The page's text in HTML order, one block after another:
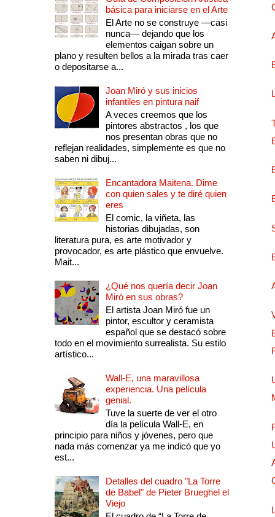
básica para iniciarse en el Arte
El Arte no se construye —casi
nunca— dejando que los
elementos caigan sobre un
plano y resulten bellos a la mirada tras caer
o depositarse a...
Joan Miró y sus inicios
infantiles en pintura naif
A veces creemos que los
pintores abstractos , los que
nos presentan obras que no
reflejan realidades, simplemente es que no
saben ni dibuj...
Encantadora Maitena. Dime
con quien sales y te diré quien
eres
El comic, la viñeta, las
historias dibujadas, son
literatura pura, es arte motivador y
provocador, es arte plástico que envuelve.
Mait...
¿Qué nos quería decir Joan
Miró en sus obras?
El artista Joan Miró fue un
pintor, escultor y ceramista
español que se destacó sobre
todo en el movimiento surrealista. Su estilo
artístico...
Wall-E, una maravillosa
experiencia. Una película
genial.
Tuve la suerte de ver el otro
día la película Wall-E, en
principio para niños y jóvenes, pero que
nada más comenzar ya me indicó que yo
est...
Detalles del cuadro "La Torre
de Babel" de Pieter Brueghel el
Viejo